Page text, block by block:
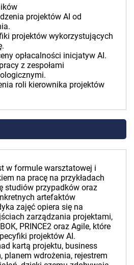
projektów AI od
projektów wykorzystujących
opłacalności inicjatyw AI.
z zespołami
roli kierownika projektów
w formule warsztatowej i
na pracę na przykładach
studiów przypadków oraz
artefaktów
zajęć opiera się na
zarządzania projektami,
PRINCE2 oraz Agile, które
projektów AI.
kartą projektu, business
planem wdrożenia, rejestrem